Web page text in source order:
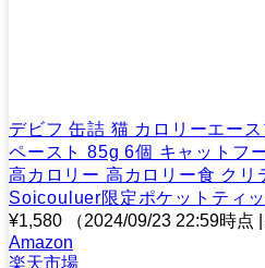
デビフ 缶詰 猫 カロリーエー
ペースト 85g 6個 キャットフ
高カロリー 高カロリー食 クリ
Soicouluer限定ポケットティッ
¥1,580
（2024/09/23 22:59時点
Amazon
楽天市場